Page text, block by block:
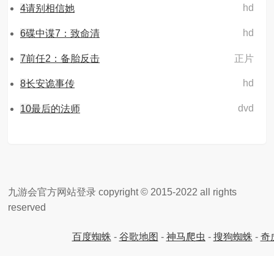
hd
4请别相信她
hd
6碟中谍7：致命清
正片
7前任2：备胎反击
hd
8长安诡事传
dvd
10最后的法师
九游会官方网站登录 copyright © 2015-2022 all rights
reserved
百度蜘蛛 - 谷歌地图 - 神马爬虫 - 搜狗蜘蛛 - 奇